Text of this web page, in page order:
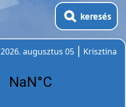
keresés
2026. augusztus 05
Krisztina